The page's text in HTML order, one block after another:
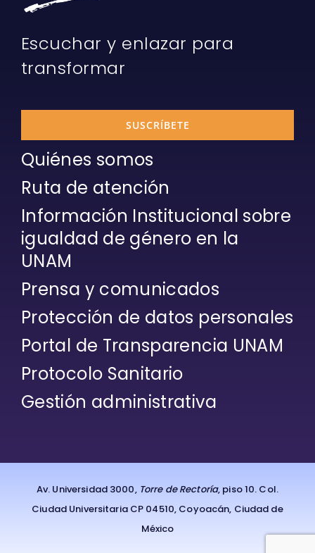
Escuchar y enlazar para
transformar
SUSCRÍBETE
Quiénes somos
Ruta de atención
Información Institucional sobre
igualdad de género en la
UNAM
Prensa y comunicados
Protección de datos personales
Portal de Transparencia UNAM
Protocolo Sanitario
Gestión administrativa
Av. Universidad 3000, Torre de Rectoría, piso 10. Col.
Ciudad Universitaria CP 04510, Coyoacán, Ciudad de
México